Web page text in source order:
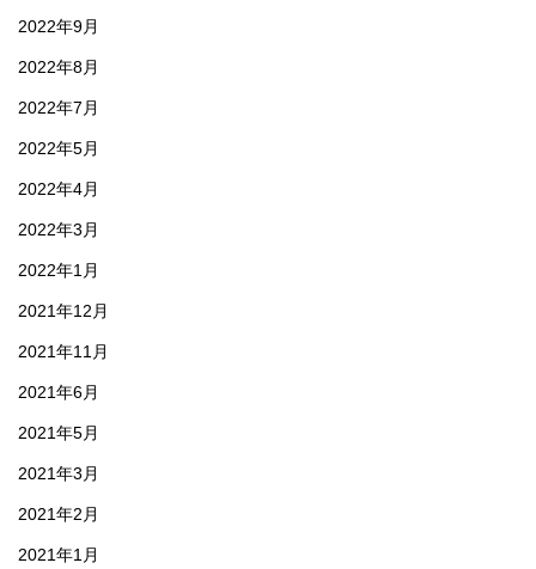
2022年9月
2022年8月
2022年7月
2022年5月
2022年4月
2022年3月
2022年1月
2021年12月
2021年11月
2021年6月
2021年5月
2021年3月
2021年2月
2021年1月